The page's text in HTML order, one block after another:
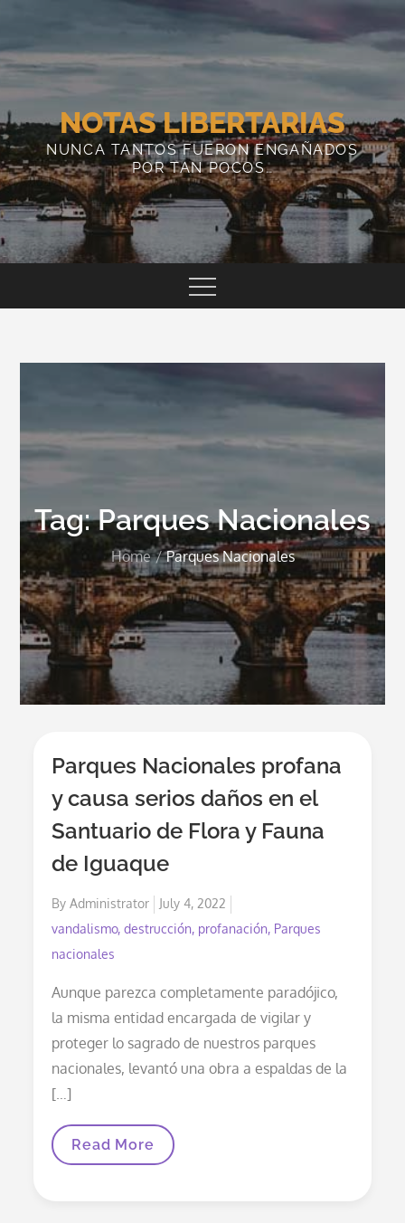
content
NOTAS LIBERTARIAS
NUNCA TANTOS FUERON ENGAÑADOS
POR TAN POCOS…
Tag:Parques Nacionales
Home Parques Nacionales
Parques Nacionales profana
y causa serios daños en el
Santuario de Flora y Fauna
de Iguaque
ByAdministrator
Posted
on
July 4, 2022
vandalismo, destrucción, profanación, Parques
nacionales
Aunque parezca completamente paradójico,
la misma entidad encargada de vigilar y
proteger lo sagrado de nuestros parques
nacionales, levantó una obra a espaldas de la
[…]
Parques
Read More